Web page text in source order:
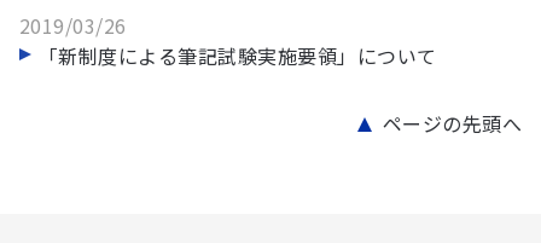
2019/03/26
「新制度による筆記試験実施要領」について
ページの先頭へ